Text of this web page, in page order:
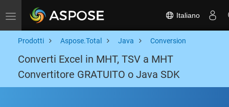
Toggle navigation Italiano
Prodotti Aspose.Total Java Conversion
Converti Excel in MHT, TSV a MHT
Convertitore GRATUITO o Java SDK